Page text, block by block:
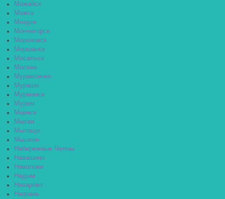
Можайск
Можга
Моздок
Мончегорск
Морозовск
Моршанск
Мосальск
Москва
Муравленко
Мураши
Мурманск
Муром
Мценск
Мыски
Мытищи
Мышкин
Набережные Челны
Навашино
Наволоки
Надым
Назарово
Назрань